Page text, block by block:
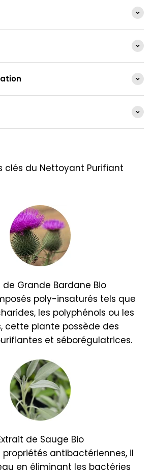
clés du Nettoyant Purifiant
de Grande Bardane Bio
poly-insaturés tels que
les polyphénols ou les
cette plante possède des
et séborégulatrices.
de Sauge Bio
propriétés antibactériennes, il
en éliminant les bactéries